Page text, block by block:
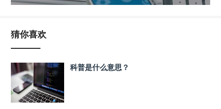
猜你喜欢
科普是什么意思？